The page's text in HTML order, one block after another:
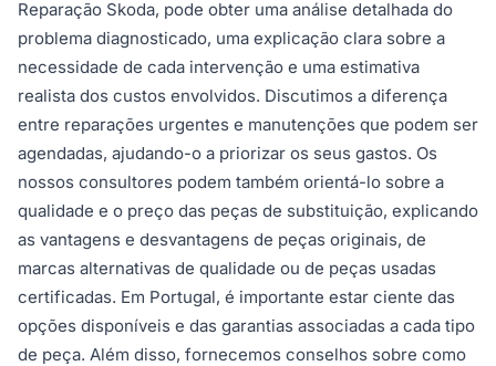
Reparação Skoda, pode obter uma análise detalhada do
problema diagnosticado, uma explicação clara sobre a
necessidade de cada intervenção e uma estimativa
realista dos custos envolvidos. Discutimos a diferença
entre reparações urgentes e manutenções que podem ser
agendadas, ajudando-o a priorizar os seus gastos. Os
nossos consultores podem também orientá-lo sobre a
qualidade e o preço das peças de substituição, explicando
as vantagens e desvantagens de peças originais, de
marcas alternativas de qualidade ou de peças usadas
certificadas. Em Portugal, é importante estar ciente das
opções disponíveis e das garantias associadas a cada tipo
de peça. Além disso, fornecemos conselhos sobre como